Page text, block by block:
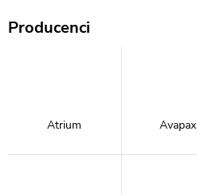
Producenci
Atrium Avapax